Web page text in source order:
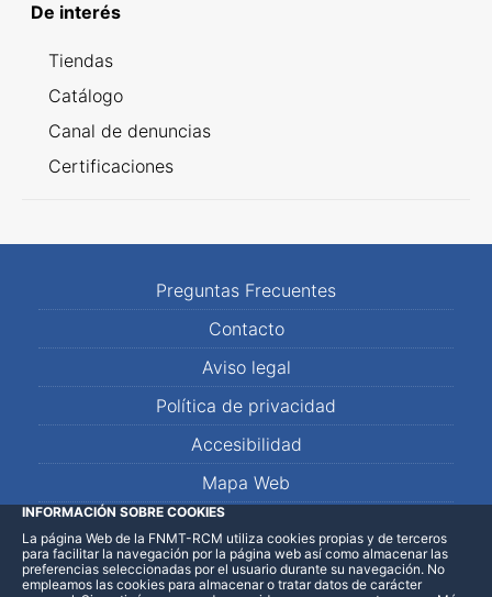
De interés
Tiendas
Catálogo
Canal de denuncias
Certificaciones
Preguntas Frecuentes
Contacto
Aviso legal
Política de privacidad
Accesibilidad
Mapa Web
LinkedInFacebookWhatsApp
INFORMACIÓN SOBRE COOKIES
La página Web de la FNMT-RCM utiliza cookies propias y de terceros
para facilitar la navegación por la página web así como almacenar las
preferencias seleccionadas por el usuario durante su navegación. No
empleamos las cookies para almacenar o tratar datos de carácter